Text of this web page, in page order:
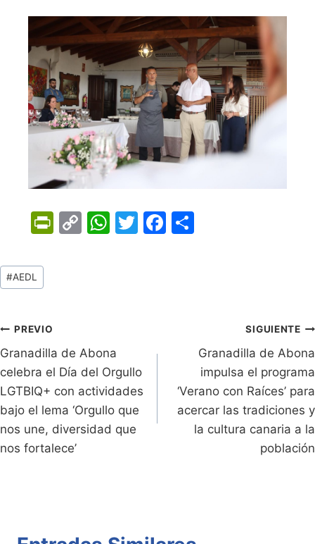
Pr
dl
y
C
k
W
p
T
F
Tags
de
#AEDL
Navegación
de
entradas
PREVIO
Granadilla de Abona
celebra el Día del Orgullo
LGTBIQ+ con actividades
bajo el lema ‘Orgullo que
nos une, diversidad que
nos fortalece’
SIGUIENTE
Granadilla de Abona
impulsa el programa
‘Verano con Raíces’ para
acercar las tradiciones y
la cultura canaria a la
población